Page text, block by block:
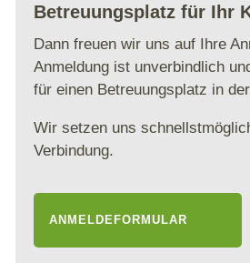
Betreuungsplatz für Ihr
Dann freuen wir uns auf Ihre
Anmeldung ist unverbindlich
für einen Betreuungsplatz in
Wir setzen uns
Verbindung.
ANMELDEFORMULAR